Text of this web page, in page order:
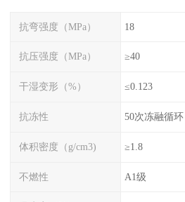
抗弯强度（MPa） 18
抗压强度（MPa） ≥40
干湿变形（%） ≤0.123
抗冻性
体积密度（g/cm3) ≥1.8
不燃性 A1级